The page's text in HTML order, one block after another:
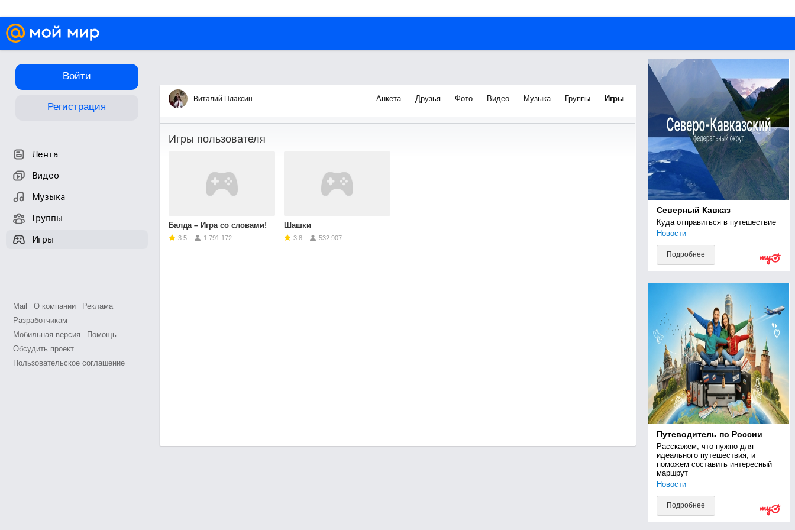
Войти
Регистрация
Лента
Видео
Музыка
Группы
Игры
Mail О компании
Реклама
Разработчикам
Мобильная версия
Помощь
Обсудить проект
Пользовательское соглашение
Виталий Плаксин Анкета Друзья Фото Видео Музыка Группы Игры
Игры
Игры пользователя
Балда – Игра со словами!
3.5 1 791 172
Шашки
3.8 532 907
Северный Кавказ
Куда отправиться в путешествие
Новости
Подробнее
Путеводитель по России
Расскажем, что нужно для
идеального путешествия, и
поможем составить интересный
маршрут
Новости
Подробнее